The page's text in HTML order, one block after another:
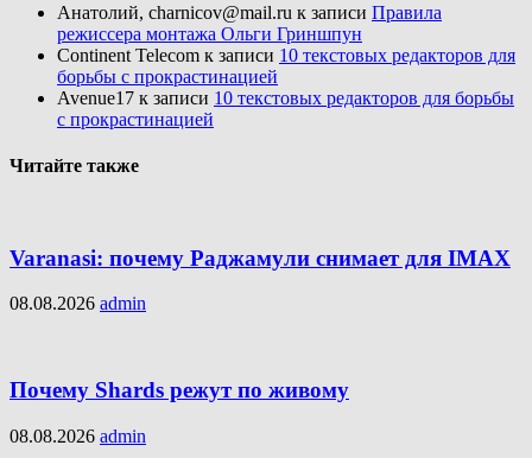
Анатолий, charnicov@mail.ru к записи Правила
режиссера монтажа Ольги Гриншпун
Continent Telecom к записи 10 текстовых редакторов для
борьбы с прокрастинацией
Avenue17 к записи 10 текстовых редакторов для борьбы
с прокрастинацией
Читайте также
Varanasi: почему Раджамули снимает для IMAX
08.08.2026 admin
Почему Shards режут по живому
08.08.2026 admin